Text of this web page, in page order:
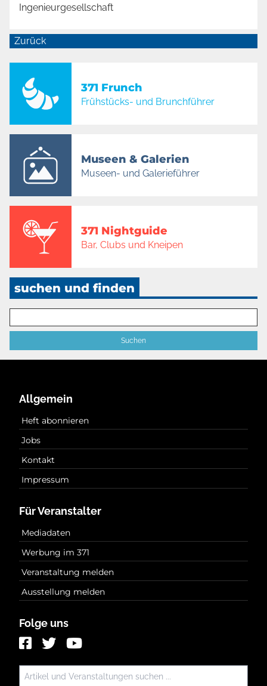
Ingenieurgesellschaft
Zurück
371 Frunch
Frühstücks- und Brunchführer
Museen & Galerien
Museen- und Galerieführer
371 Nightguide
Bar, Clubs und Kneipen
suchen und finden
Allgemein
Heft abonnieren
Jobs
Kontakt
Impressum
Für Veranstalter
Mediadaten
Werbung im 371
Veranstaltung melden
Ausstellung melden
Folge uns